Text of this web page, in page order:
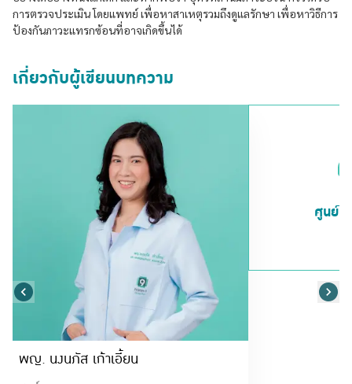
การตรวจประเมิน โดยแพทย์ เพื่อหาสาเหตุรวมถึงดูแลรักษา เพื่อหาวิธีการ
ป้องกันภาวะแทรกซ้อนที่อาจเกิดขึ้นได้
เกี่ยวกับผู้เขียนบทความ
พญ. นงนภัส เก้าเอี้ยน
ศูนย์กุ